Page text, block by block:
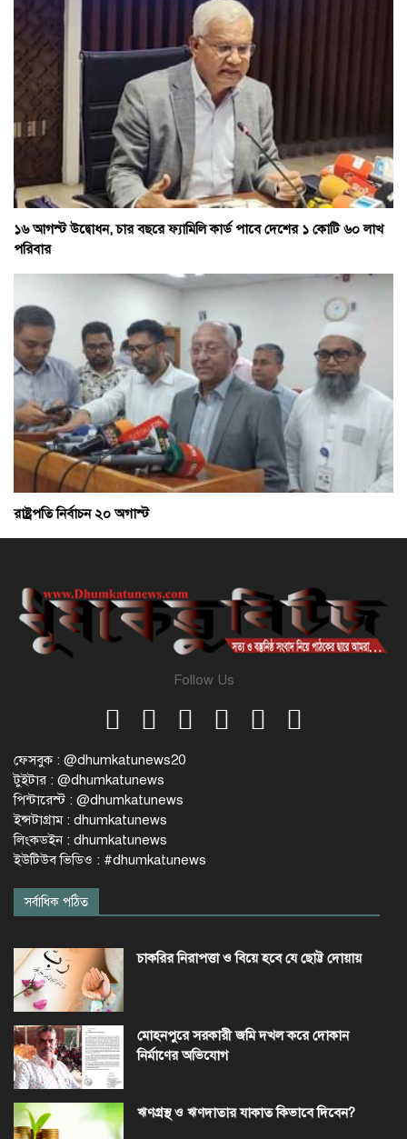
১৬ আগস্ট উদ্বোধন, চার বছরে ফ্যামিলি কার্ড পাবে দেশের ১ কোটি ৬০ লাখ
পরিবার
রাষ্ট্রপতি নির্বাচন ২০ অগাস্ট
Follow Us
ফেসবুক : @dhumkatunews20
টুইটার : @dhumkatunews
পিন্টারেস্ট : @dhumkatunews
ইন্সটাগ্রাম : dhumkatunews
লিংকডইন : dhumkatunews
ইউটিউব ভিডিও : #dhumkatunews
সর্বাধিক পঠিত
চাকরির নিরাপত্তা ও বিয়ে হবে যে ছোট্ট দোয়ায়
মোহনপুরে সরকারী জমি দখল করে দোকান
নির্মাণের অভিযোগ
ঋণগ্রস্থ ও ঋণদাতার যাকাত কিভাবে দিবেন?